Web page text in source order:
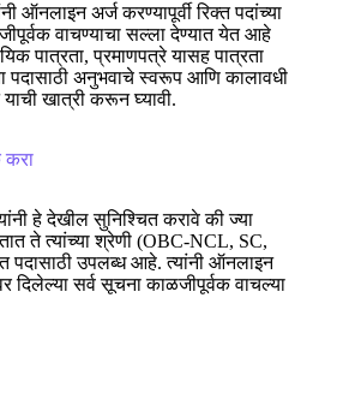
ऑनलाइन अर्ज करण्यापूर्वी रिक्त पदांच्या
वाचण्याचा सल्ला देण्यात येत आहे
पात्रता, प्रमाणपत्रे यासह पात्रता
पदासाठी अनुभवाचे स्वरूप आणि कालावधी
खात्री करून घ्यावी.
करा
हे देखील सुनिश्चित करावे की ज्या
ते त्यांच्या श्रेणी (OBC-NCL, SC,
पदासाठी उपलब्ध आहे. त्यांनी ऑनलाइन
दिलेल्या सर्व सूचना काळजीपूर्वक वाचल्या